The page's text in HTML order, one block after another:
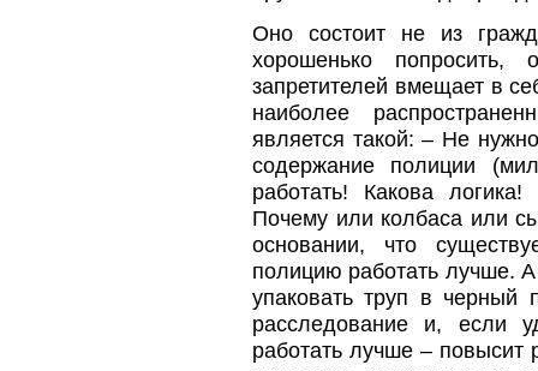
Оно состоит не из
хорошенько
запретителей вмещает в
наиболее
является такой: – Не
содержание полиции
работать! Какова
Почему или колбаса или
основании, что
полицию работать лучше.
упаковать труп в черный
расследование и, если
работать лучше – повысит